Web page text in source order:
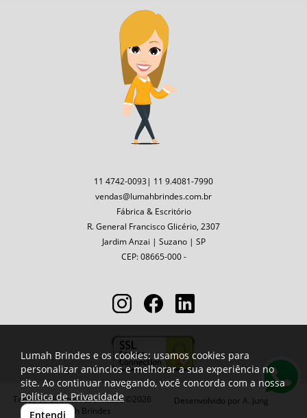
11 4742-0093| 11 9.4081-7990
vendas@lumahbrindes.com.br
Fábrica & Escritório
R. General Francisco Glicério, 2307
Jardim Anzai | Suzano | SP
CEP: 08665-000 -
Todos os direitos reservados ©2026
Lumah Brindes
Desenvolvido por A. Jung
Lumah Brindes e os cookies: usamos cookies para
personalizar anúncios e melhorar a sua experiência no
site. Ao continuar navegando, você concorda com a nossa
Política de Privacidade
Entendi